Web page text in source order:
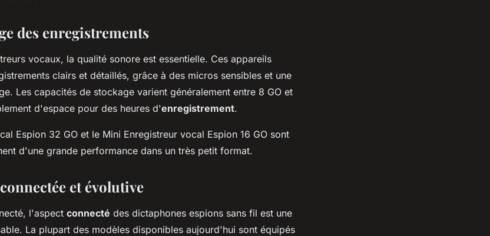
des enregistrements
vocaux, la qualité sonore est essentielle. Ces appareils
clairs et détaillés, grâce à des micros sensibles et une
Les capacités de stockage varient généralement entre 8 GO et
d'espace pour des heures d'enregistrement.
Espion 32 GO et le Mini Enregistreur vocal Espion 16 GO sont
d'une grande performance dans un très petit format.
et évolutive
l'aspect connecté des dictaphones espions sans fil est une
La plupart des modèles disponibles aujourd'hui sont équipés